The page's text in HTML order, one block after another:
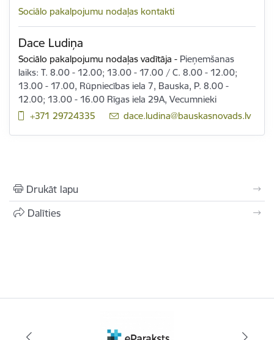
Sociālo pakalpojumu nodaļas kontakti
Dace Ludiņa
Sociālo pakalpojumu nodaļas vadītāja - Pieņemšanas
laiks: T. 8.00 - 12.00; 13.00 - 17.00 / C. 8.00 - 12.00;
13.00 - 17.00, Rūpniecības iela 7, Bauska, P. 8.00 -
12.00; 13.00 - 16.00 Rīgas iela 29A, Vecumnieki
+371 29724335
E-pasts:
dace.ludina@bauskasnovads.lv
Drukāt lapu
Dalīties